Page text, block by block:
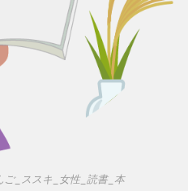
ご_ススキ_女性_読書_本